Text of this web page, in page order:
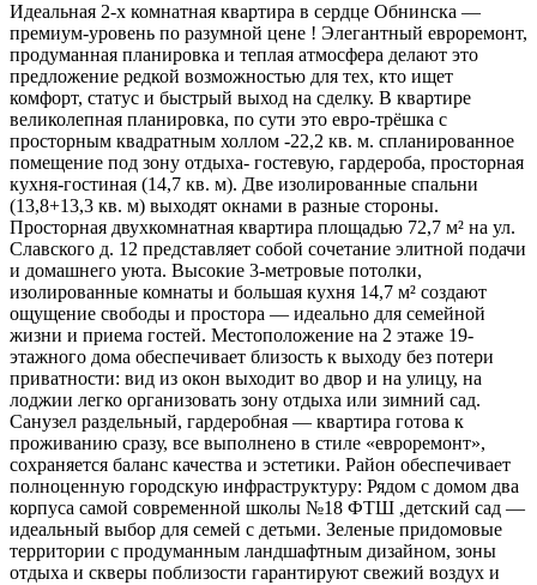
Идеальная 2-х комнатная квартира в сердце Обнинска —
премиум-уровень по разумной цене ! Элегантный евроремонт,
продуманная планировка и теплая атмосфера делают это
предложение редкой возможностью для тех, кто ищет
комфорт, статус и быстрый выход на сделку. В квартире
великолепная планировка, по сути это евро-трёшка с
просторным квадратным холлом -22,2 кв. м. спланированное
помещение под зону отдыха- гостевую, гардероба, просторная
кухня-гостиная (14,7 кв. м). Две изолированные спальни
(13,8+13,3 кв. м) выходят окнами в разные стороны.
Просторная двухкомнатная квартира площадью 72,7 м² на ул.
Славского д. 12 представляет собой сочетание элитной подачи
и домашнего уюта. Высокие 3-метровые потолки,
изолированные комнаты и большая кухня 14,7 м² создают
ощущение свободы и простора — идеально для семейной
жизни и приема гостей. Местоположение на 2 этаже 19-
этажного дома обеспечивает близость к выходу без потери
приватности: вид из окон выходит во двор и на улицу, на
лоджии легко организовать зону отдыха или зимний сад.
Санузел раздельный, гардеробная — квартира готова к
проживанию сразу, все выполнено в стиле «евроремонт»,
сохраняется баланс качества и эстетики. Район обеспечивает
полноценную городскую инфраструктуру: Рядом с домом два
корпуса самой современной школы №18 ФТШ ,детский сад —
идеальный выбор для семей с детьми. Зеленые придомовые
территории с продуманным ландшафтным дизайном, зоны
отдыха и скверы поблизости гарантируют свежий воздух и